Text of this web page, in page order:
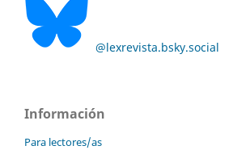
@lexrevista.bsky.social
Información
Para lectores/as